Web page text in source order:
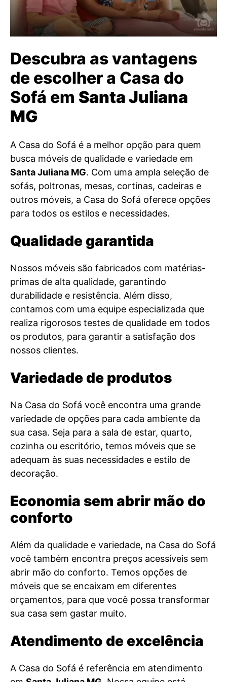
Descubra as vantagens
de escolher a Casa do
Sofá em Santa Juliana
MG
A Casa do Sofá é a melhor opção para quem
busca móveis de qualidade e variedade em
Santa Juliana MG. Com uma ampla seleção de
sofás, poltronas, mesas, cortinas, cadeiras e
outros móveis, a Casa do Sofá oferece opções
para todos os estilos e necessidades.
Qualidade garantida
Nossos móveis são fabricados com matérias-
primas de alta qualidade, garantindo
durabilidade e resistência. Além disso,
contamos com uma equipe especializada que
realiza rigorosos testes de qualidade em todos
os produtos, para garantir a satisfação dos
nossos clientes.
Variedade de produtos
Na Casa do Sofá você encontra uma grande
variedade de opções para cada ambiente da
sua casa. Seja para a sala de estar, quarto,
cozinha ou escritório, temos móveis que se
adequam às suas necessidades e estilo de
decoração.
Economia sem abrir mão do
conforto
Além da qualidade e variedade, na Casa do Sofá
você também encontra preços acessíveis sem
abrir mão do conforto. Temos opções de
móveis que se encaixam em diferentes
orçamentos, para que você possa transformar
sua casa sem gastar muito.
Atendimento de excelência
A Casa do Sofá é referência em atendimento